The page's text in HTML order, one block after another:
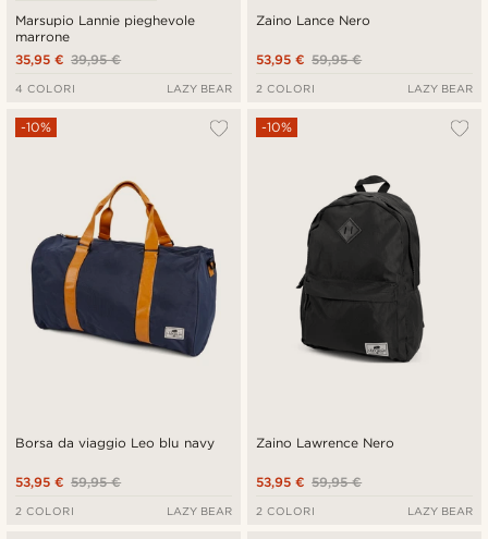
Marsupio Lannie pieghevole
marrone
39,95 €
35,95 €
4 COLORI LAZY BEAR
Zaino Lance Nero
59,95 €
53,95 €
2 COLORI LAZY BEAR
Borsa da viaggio Leo blu navy
-10%
59,95 €
53,95 €
2 COLORI LAZY BEAR
Zaino Lawrence Nero
-10%
59,95 €
53,95 €
2 COLORI LAZY BEAR